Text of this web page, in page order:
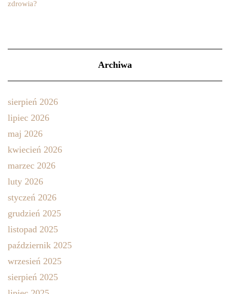
Archiwa
sierpień 2026
lipiec 2026
maj 2026
kwiecień 2026
marzec 2026
luty 2026
styczeń 2026
grudzień 2025
listopad 2025
październik 2025
wrzesień 2025
sierpień 2025